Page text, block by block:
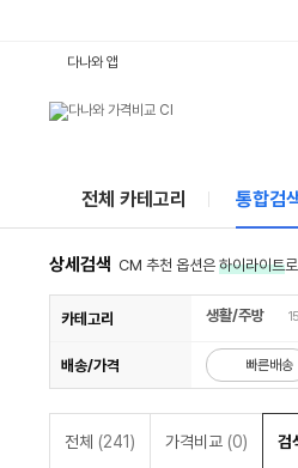
다나와 앱
전체 카테고리 통합검
상세검색 CM 추천 옵션은 하이라이트
카테고리 생활/주방
배송/가격 빠른배송
전체 (241) 가격비교 (0) 검